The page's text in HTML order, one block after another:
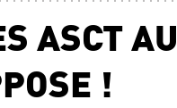
ASCT AU
!